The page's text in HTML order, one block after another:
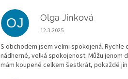
OJ Olga Jinková
Hodnocení obchodu je 5 z 5
12.3.2025
S obchodem jsem velmi spokojená. Rychle
nádherné, velká spokojenost. Můžu jenom
mám koupené celkem šestkrát, pokaždé